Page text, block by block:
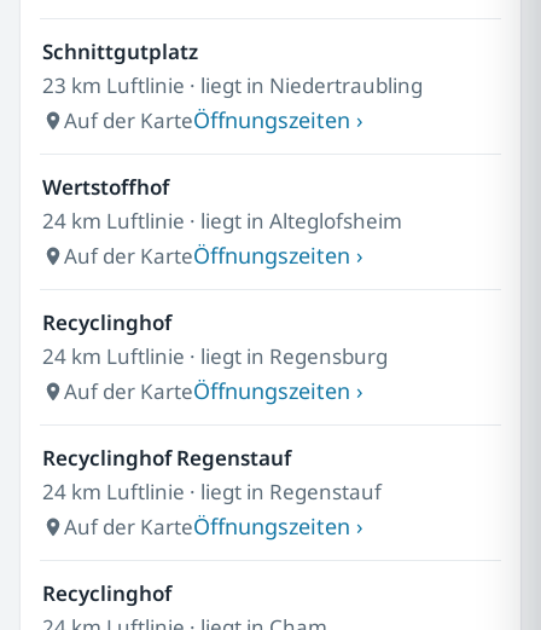
Schnittgutplatz
23 km Luftlinie · liegt in Niedertraubling
Auf der KarteÖffnungszeiten ›
Wertstoffhof
24 km Luftlinie · liegt in Alteglofsheim
Auf der KarteÖffnungszeiten ›
Recyclinghof
24 km Luftlinie · liegt in Regensburg
Auf der KarteÖffnungszeiten ›
Recyclinghof Regenstauf
24 km Luftlinie · liegt in Regenstauf
Auf der KarteÖffnungszeiten ›
Recyclinghof